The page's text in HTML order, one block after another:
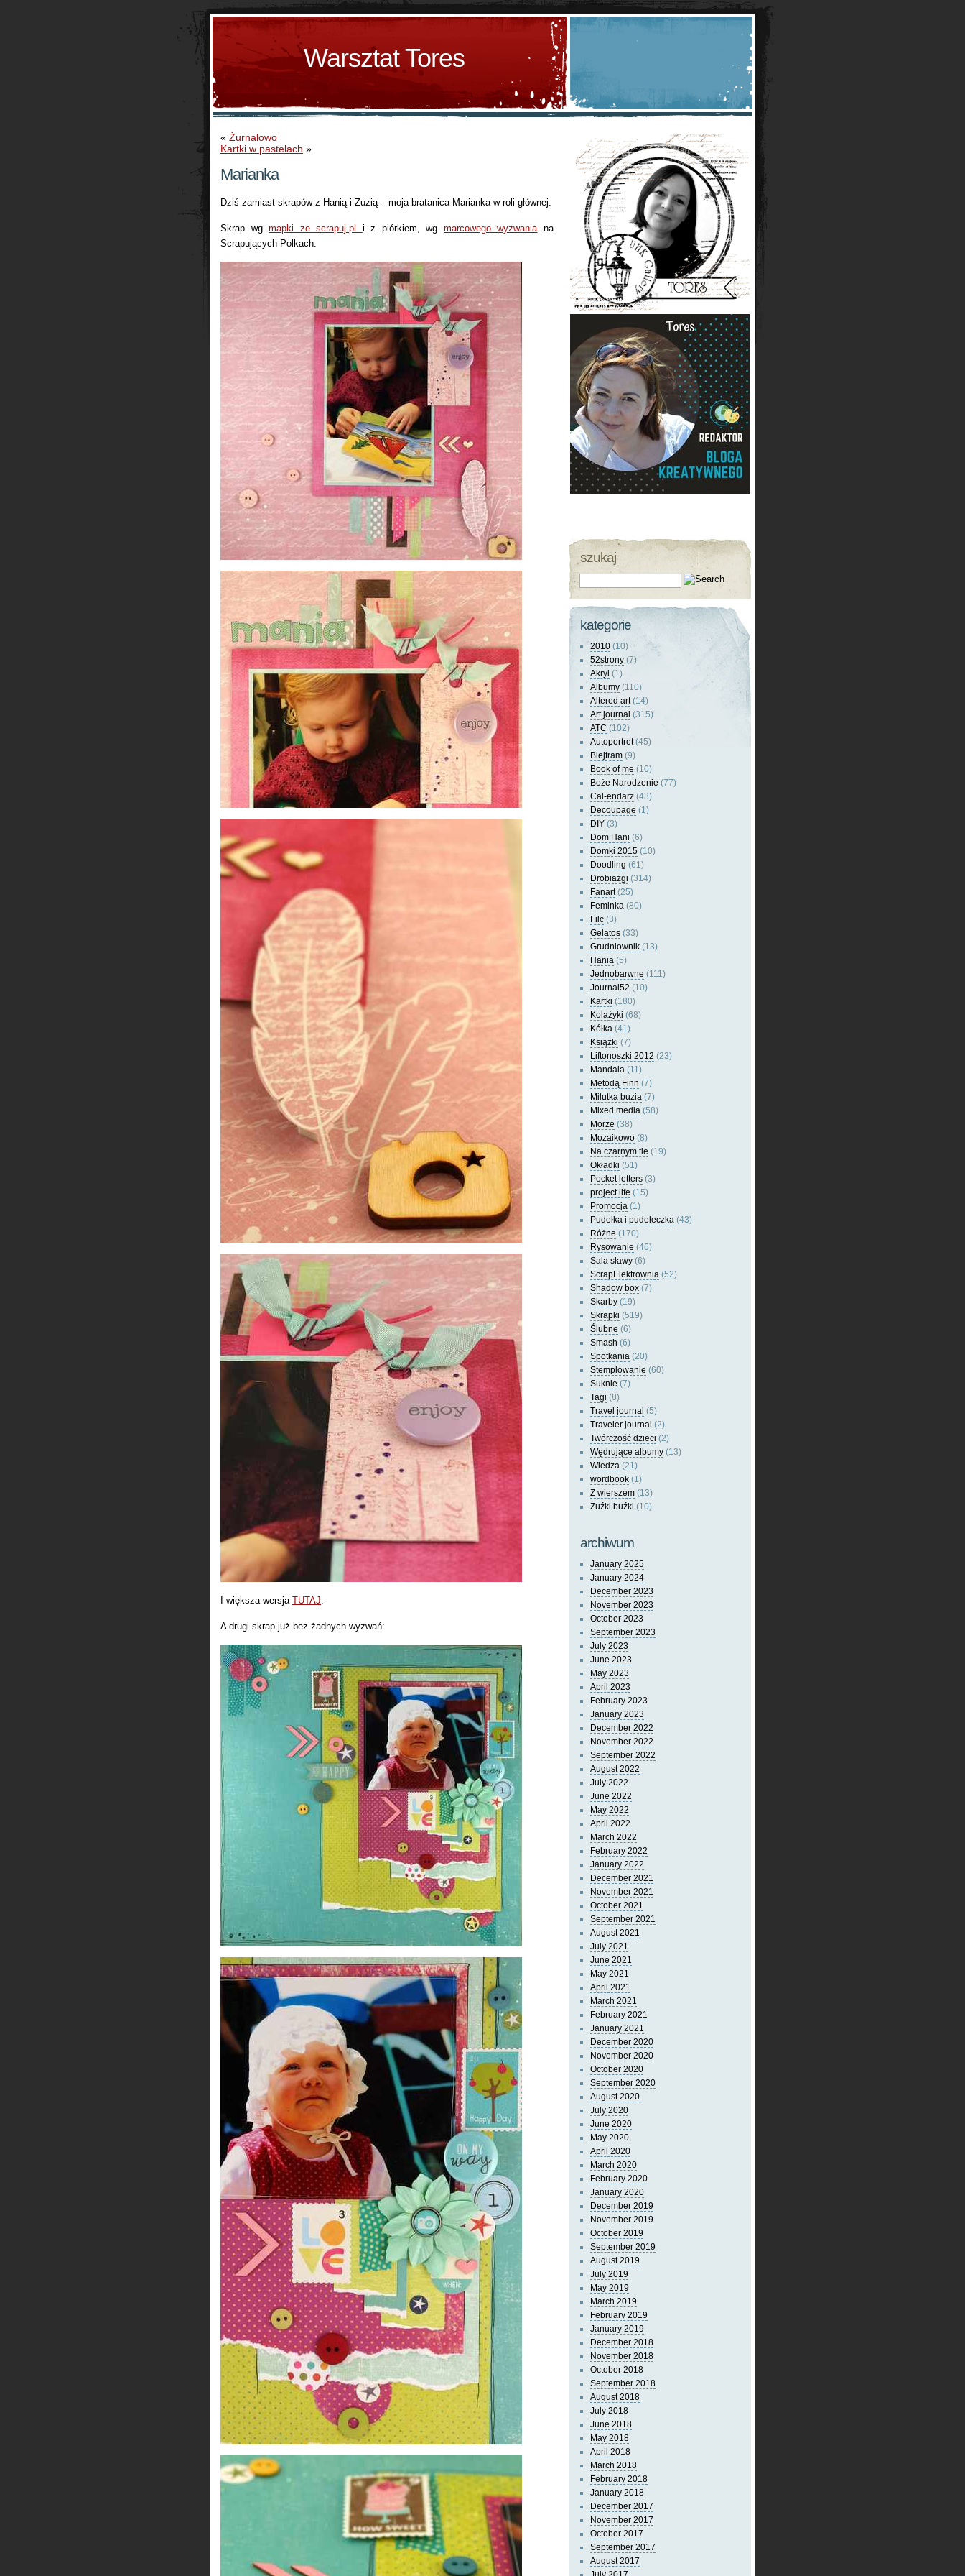
Warsztat Tores
« Żurnalowo
Kartki w pastelach »
Marianka
Dziś zamiast skrapów z Hanią i Zuzią – moja bratanica Marianka w roli głównej.
Skrap wgmapki ze scrapuj.pl i z piórkiem, wg marcowego wyzwaniana
Scrapujących Polkach:
I większa wersja TUTAJ.
A drugi skrap już bez żadnych wyzwań:
szukaj
kategorie
2010 (10)
52strony (7)
Akryl (1)
Albumy (110)
Altered art(14)
Art journal (315)
ATC (102)
Autoportret(45)
Blejtram (9)
Book of me (10)
Boże Narodzenie (77)
Cal-endarz (43)
Decoupage (1)
DIY (3)
Dom Hani (6)
Domki 2015 (10)
Doodling (61)
Drobiazgi (314)
Fanart(25)
Feminka (80)
Filc (3)
Gelatos (33)
Grudniownik (13)
Hania (5)
Jednobarwne (111)
Journal52 (10)
Kartki (180)
Kolażyki (68)
Kółka (41)
Książki (7)
Liftonoszki 2012 (23)
Mandala (11)
Metodą Finn (7)
Milutka buzia (7)
Mixed media (58)
Morze (38)
Mozaikowo (8)
Na czarnym tle (19)
Okładki (51)
Pocket letters (3)
project life (15)
Promocja (1)
Pudełka i pudełeczka (43)
Różne (170)
Rysowanie (46)
Sala sławy (6)
ScrapElektrownia (52)
Shadow box (7)
Skarby (19)
Skrapki (519)
Ślubne (6)
Smash (6)
Spotkania (20)
Stemplowanie (60)
Suknie (7)
Tagi (8)
Travel journal (5)
Traveler journal (2)
Twórczość dzieci (2)
Wędrujące albumy (13)
Wiedza (21)
wordbook (1)
Z wierszem (13)
Zuźki buźki (10)
archiwum
January 2025
January 2024
December 2023
November 2023
October 2023
September 2023
July 2023
June 2023
May 2023
April 2023
February 2023
January 2023
December 2022
November 2022
September 2022
August 2022
July 2022
June 2022
May 2022
April 2022
March 2022
February 2022
January 2022
December 2021
November 2021
October 2021
September 2021
August 2021
July 2021
June 2021
May 2021
April 2021
March 2021
February 2021
January 2021
December 2020
November 2020
October 2020
September 2020
August 2020
July 2020
June 2020
May 2020
April 2020
March 2020
February 2020
January 2020
December 2019
November 2019
October 2019
September 2019
August 2019
July 2019
May 2019
March 2019
February 2019
January 2019
December 2018
November 2018
October 2018
September 2018
August 2018
July 2018
June 2018
May 2018
April 2018
March 2018
February 2018
January 2018
December 2017
November 2017
October 2017
September 2017
August 2017